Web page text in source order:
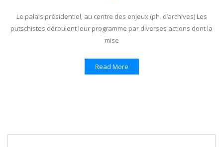
Le palais présidentiel, au centre des enjeux (ph. d’archives) Les
putschistes déroulent leur programme par diverses actions dont la
mise
Read More